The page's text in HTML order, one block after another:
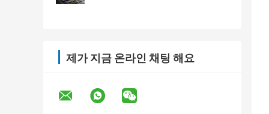
제가 지금 온라인 채팅 해요